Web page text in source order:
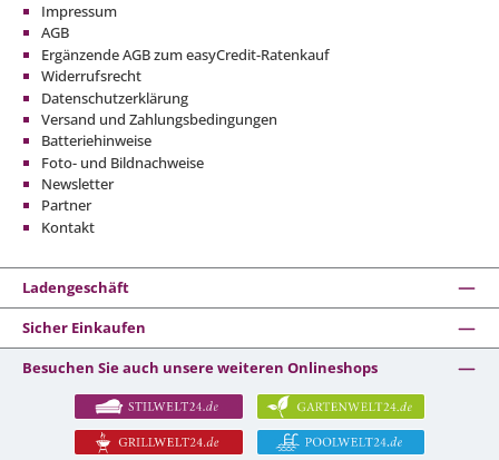
Impressum
AGB
Ergänzende AGB zum easyCredit-Ratenkauf
Widerrufsrecht
Datenschutzerklärung
Versand und Zahlungsbedingungen
Batteriehinweise
Foto- und Bildnachweise
Newsletter
Partner
Kontakt
Ladengeschäft
Sicher Einkaufen
Besuchen Sie auch unsere weiteren Onlineshops